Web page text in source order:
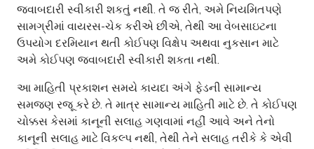
જવાબદારી સ્વીકારી શકતું નથી. તે જ રીતે, અમે નિયમિતપણે
સામગ્રીમાં વાયરસ-ચેક કરીએ છીએ, તેથી આ વેબસાઇટના
ઉપયોગ દરમિયાન થતી કોઈપણ વિક્ષેપ અથવા નુકસાન માટે
અમે કોઈપણ જવાબદારી સ્વીકારી શકતા નથી.
આ માહિતી પ્રકાશન સમયે કાયદા અંગે ફેડની સામાન્ય
સમજણ રજૂ કરે છે. તે માત્ર સામાન્ય માહિતી માટે છે. તે કોઈપણ
ચોક્કસ કેસમાં કાનૂની સલાહ ગણવામાં નહીં આવે અને તેનો
કાનૂની સલાહ માટે વિકલ્પ નથી, તેથી તેને સલાહ તરીકે કે એવી